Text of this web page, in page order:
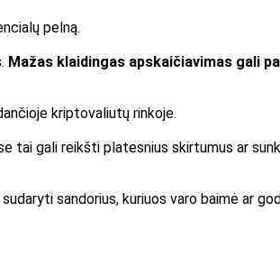
pelną.
Mažas klaidingas apskaičiavimas gali
kriptovaliutų rinkoje.
tai gali reikšti platesnius skirtumus ar
sandorius, kuriuos varo baimė ar